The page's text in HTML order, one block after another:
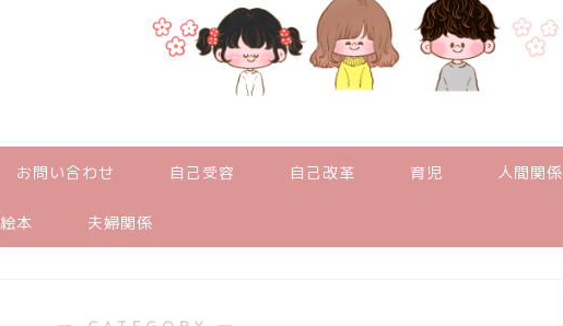
お問い合わせ 自己受容 自己改革 育児 人間関係
絵本 夫婦関係